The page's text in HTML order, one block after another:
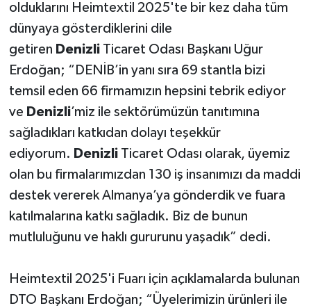
olduklarını Heimtextil 2025'te bir kez daha tüm
dünyaya gösterdiklerini dile
getiren DenizliTicaret Odası Başkanı Uğur
Erdoğan; “DENİB’in yanı sıra 69 stantla bizi
temsil eden 66 firmamızın hepsini tebrik ediyor
ve Denizli’miz ile sektörümüzün tanıtımına
sağladıkları katkıdan dolayı teşekkür
ediyorum. DenizliTicaret Odası olarak, üyemiz
olan bu firmalarımızdan 130 iş insanımızı da maddi
destek vererek Almanya’ya gönderdik ve fuara
katılmalarına katkı sağladık. Biz de bunun
mutluluğunu ve haklı gururunu yaşadık” dedi.
Heimtextil 2025'i Fuarı için açıklamalarda bulunan
DTO Başkanı Erdoğan; “Üyelerimizin ürünleri ile